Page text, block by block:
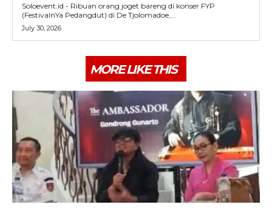
Soloevent.id - Ribuan orang joget bareng di konser FYP
(FestivalnYa Pedangdut) di De Tjolomadoe,...
July 30, 2026
MORE LIKE THIS